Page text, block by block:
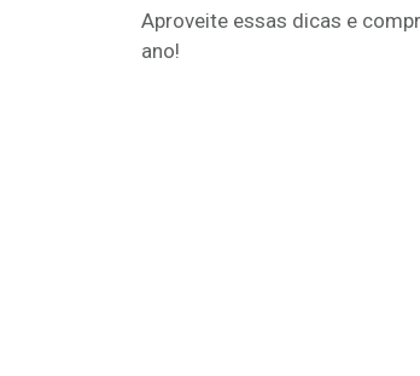
Aproveite essas dicas e
ano!